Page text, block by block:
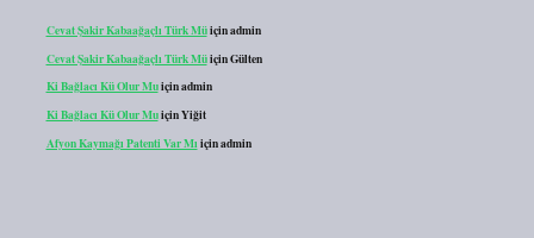
Cevat Şakir Kabaağaçlı Türk Müiçinadmin
Cevat Şakir Kabaağaçlı Türk MüiçinGülten
Ki Bağlacı Kü Olur Muiçinadmin
Ki Bağlacı Kü Olur MuiçinYiğit
Afyon Kaymağı Patenti Var Mı içinadmin